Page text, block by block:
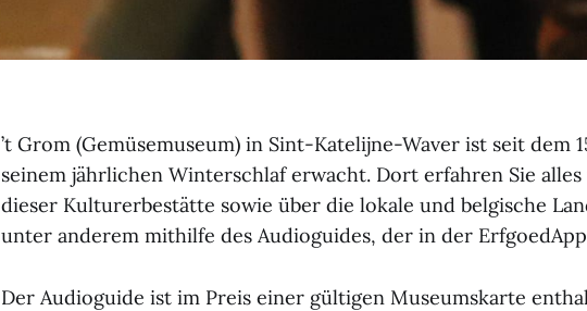
’t Grom (Gemüsemuseum) in Sint-Katelijne-Waver ist seit dem
seinem jährlichen Winterschlaf erwacht. Dort erfahren Sie
dieser Kulturerbestätte sowie über die lokale und belgische
unter anderem mithilfe des Audioguides, der in der
Der Audioguide ist im Preis einer gültigen Museumskarte